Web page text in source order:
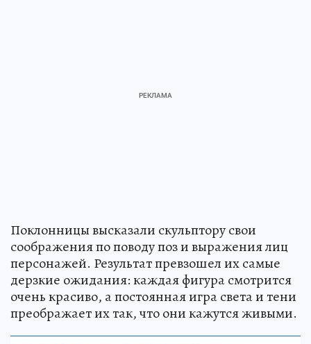
Поклонницы высказали скульптору свои
соображения по поводу поз и выражения лиц
персонажей. Результат превзошел их самые
дерзкие ожидания: каждая фигура смотрится
очень красиво, а постоянная игра света и тени
преображает их так, что они кажутся живыми.